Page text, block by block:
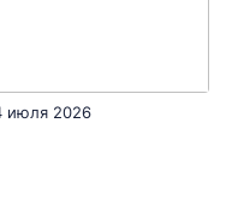
июля 2026